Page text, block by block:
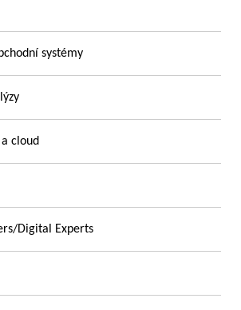
systémy
cloud
Digital Experts